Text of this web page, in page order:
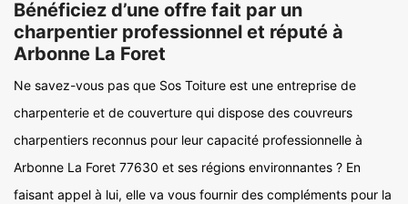
Bénéficiez d’une offre fait par un
charpentier professionnel et réputé à
Arbonne La Foret
Ne savez-vous pas que Sos Toiture est une entreprise de
charpenterie et de couverture qui dispose des couvreurs
charpentiers reconnus pour leur capacité professionnelle à
Arbonne La Foret 77630 et ses régions environnantes ? En
faisant appel à lui, elle va vous fournir des compléments pour la